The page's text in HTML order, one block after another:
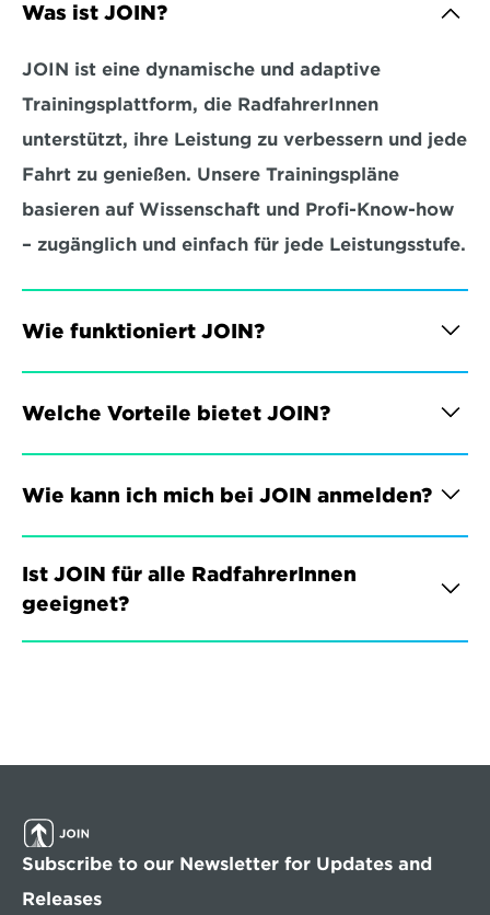
Was ist JOIN?
JOIN ist eine dynamische und adaptive
Trainingsplattform, die RadfahrerInnen
unterstützt, ihre Leistung zu verbessern und jede
Fahrt zu genießen. Unsere Trainingspläne
basieren auf Wissenschaft und Profi-Know-how
– zugänglich und einfach für jede Leistungsstufe.
Wie funktioniert JOIN?
Welche Vorteile bietet JOIN?
Wie kann ich mich bei JOIN anmelden?
Ist JOIN für alle RadfahrerInnen
geeignet?
Subscribe to our Newsletter for Updates and
Releases